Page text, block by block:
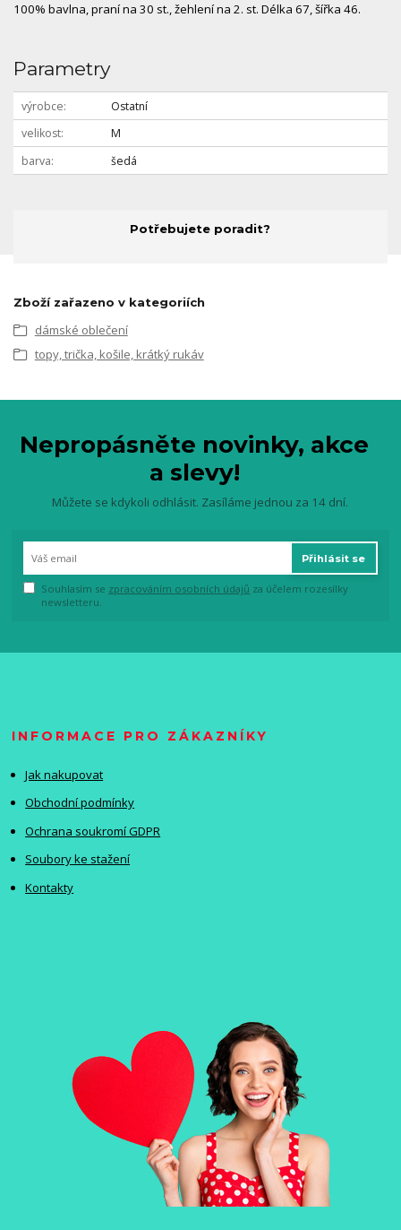
100% bavlna, praní na 30 st., žehlení na 2. st. Délka 67, šířka 46.
Parametry
výrobce
Ostatní
velikost
M
barva
šedá
Potřebujete poradit?
Zboží zařazeno v kategoriích
dámské oblečení
topy, trička, košile, krátký rukáv
Nepropásněte novinky, akce
a slevy!
Můžete se kdykoli odhlásit. Zasíláme jednou za 14 dní.
Přihlásit se
Souhlasím se zpracováním osobních údajů za účelem rozesílky
newsletteru.
INFORMACE PRO ZÁKAZNÍKY
Jak nakupovat
Obchodní podmínky
Ochrana soukromí GDPR
Soubory ke stažení
Kontakty